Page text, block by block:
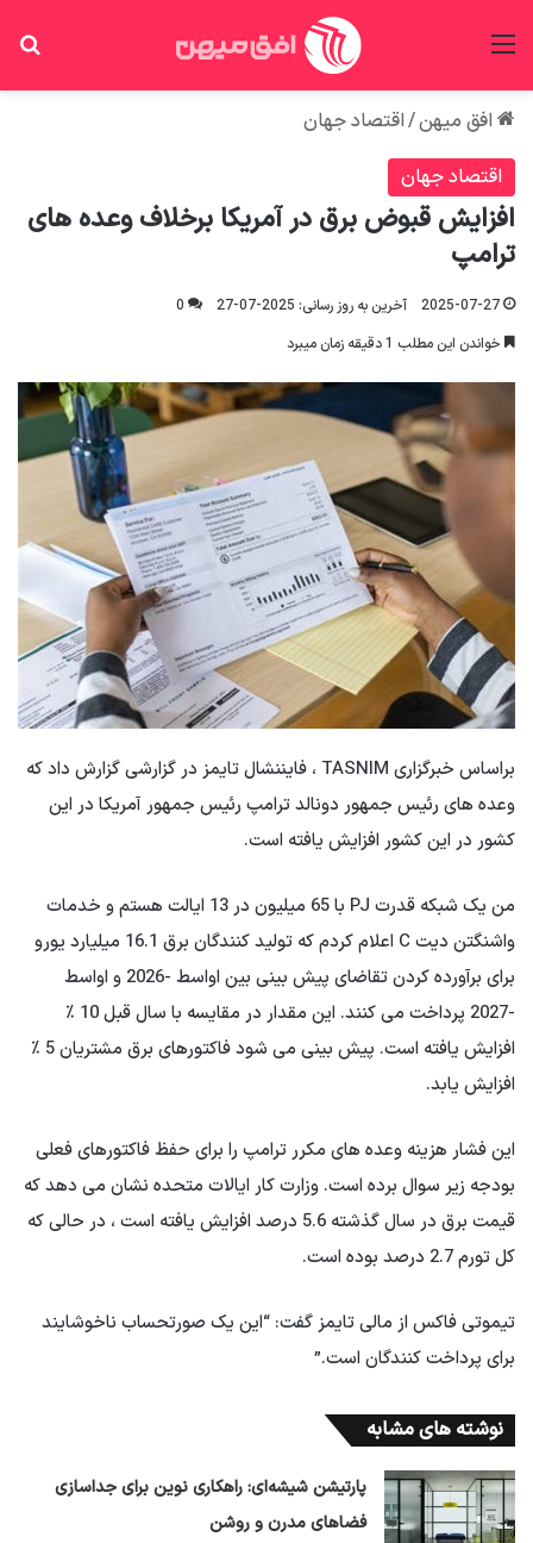
افق میهن/اقتصاد جهان
اقتصاد جهان
افزایش قبوض برق در آمریکا برخلاف وعده های
ترامپ
2025-07-27 آخرین به روز رسانی: 2025-07-27
0
خواندن این مطلب 1 دقیقه زمان میبرد
براساس خبرگزاری TASNIM ، فایننشال تایمز در گزارشی گزارش داد كه
وعده های رئیس جمهور دونالد ترامپ رئیس جمهور آمریكا در این
كشور در این كشور افزایش یافته است.
من یک شبکه قدرت PJ با 65 میلیون در 13 ایالت هستم و خدمات
واشنگتن دیت C اعلام کردم که تولید کنندگان برق 16.1 میلیارد یورو
برای برآورده کردن تقاضای پیش بینی بین اواسط -2026 و اواسط
-2027 پرداخت می کنند. این مقدار در مقایسه با سال قبل 10 ٪
افزایش یافته است. پیش بینی می شود فاکتورهای برق مشتریان 5 ٪
افزایش یابد.
این فشار هزینه وعده های مکرر ترامپ را برای حفظ فاکتورهای فعلی
بودجه زیر سوال برده است. وزارت کار ایالات متحده نشان می دهد که
قیمت برق در سال گذشته 5.6 درصد افزایش یافته است ، در حالی که
کل تورم 2.7 درصد بوده است.
تیموتی فاکس از مالی تایمز گفت: “این یک صورتحساب ناخوشایند
برای پرداخت کنندگان است.”
نوشته های مشابه
پارتیشن شیشه‌ای: راهکاری نوین برای جداسازی
فضاهای مدرن و روشن